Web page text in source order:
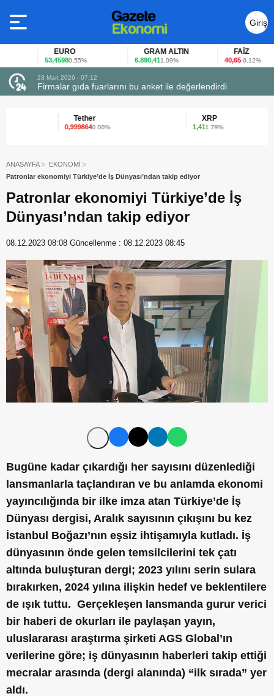
Giriş
Yap
53,45980,55%
GRAM ALTIN
6.890,411,09% -0,12%
23 Mart 2026 - 07:12
Firmalar gıda fuarlarını bu anket ile değerlendirdi
Tether
0,999864 0.00% 1.79%
ANASAYFA
EKONOMİ
Patronlar ekonomiyi Türkiye’de İş Dünyası’ndan takip ediyor
Patronlar ekonomiyi Türkiye’de İş
Dünyası’ndan takip ediyor
08.12.2023 08:08 Güncellenme : 08.12.2023 08:45
Bugüne kadar çıkardığı her sayısını düzenlediği
lansmanlarla taçlandıran ve bu anlamda ekonomi
yayıncılığında bir ilke imza atan Türkiye’de İş
Dünyası dergisi, Aralık sayısının çıkışını bu kez
İstanbul Boğazı’nın eşsiz ihtişamıyla kutladı. İş
dünyasının önde gelen temsilcilerini tek çatı
altında buluşturan dergi; 2023 yılını serin sulara
bırakırken, 2024 yılına ilişkin hedef ve beklentilere
de ışık tuttu. Gerçekleşen lansmanda gurur verici
bir haberi de okurları ile paylaşan yayın,
uluslararası araştırma şirketi AGS Global’ın
verilerine göre; iş dünyasının haberleri takip ettiği
mecralar arasında (dergi alanında) “ilk sırada” yer
aldı.